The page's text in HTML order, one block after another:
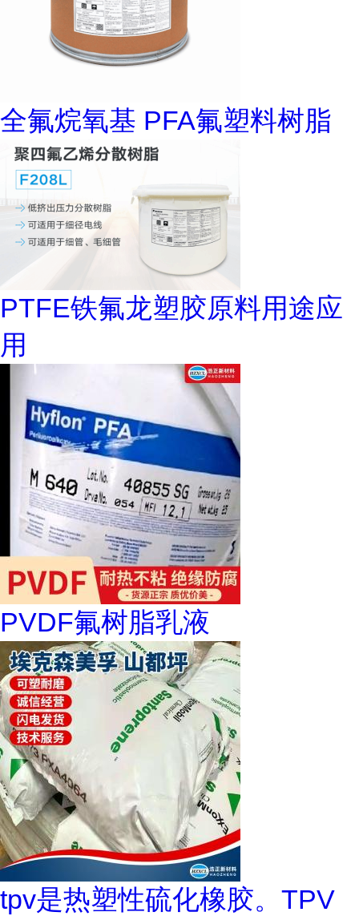
全氟烷氧基 PFA氟塑料树脂
PTFE铁氟龙塑胶原料用途应
用
PVDF氟树脂乳液
tpv是热塑性硫化橡胶。TPV